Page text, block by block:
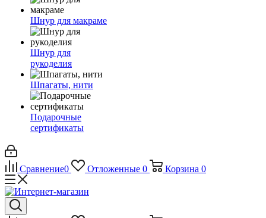
Шнур для макраме
Шнур для
рукоделия
Шпагаты, нити
Подарочные
сертификаты
Сравнение0 Отложенные 0 Корзина 0